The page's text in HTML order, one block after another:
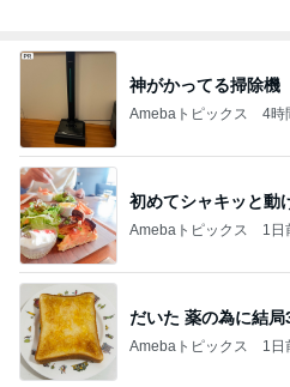
ピンとこないオータ
Amebaトピックス 1日
バイクで通院するカ
Amebaトピックス 1日
キツくなってきたス
Amebaトピックス 1日